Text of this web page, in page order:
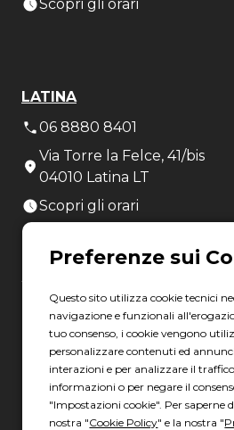
Scopri gli orari
LATINA
06 8880 8401
Via Torre la Felce, 41/bis
04010 Latina LT
Scopri gli orari
Gruppo Italia Vendita Auto Spa a socio
Piazza della Radio, 35 - 00146 Roma
REA: 1417011 RM
C.F. e P.IVA: 13007321006
PEC: italiavenditauto@legalmail.it
Questo sito utilizza cookie tecnici
navigazione e funzionali
tuo consenso, i cookie vengono
personalizzare contenuti ed
interazioni e per analizzare il
informazioni o per negare il
"Impostazioni cookie". Per saperne
nostra "Cookie Policy" e la nostra "